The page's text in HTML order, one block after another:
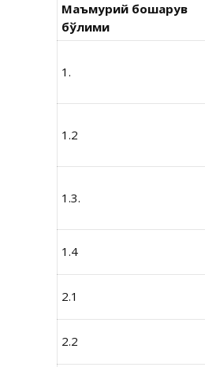
Маъмурий бошқарув
бўлими
1.
1.2
1.3.
1.4
2.1
2.2